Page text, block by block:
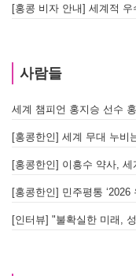
사람들